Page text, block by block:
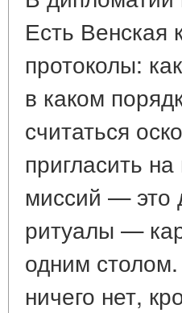
Есть Венская
протоколы:
в каком
считаться
пригласить
миссий — это
ритуалы —
одним
ничего нет,